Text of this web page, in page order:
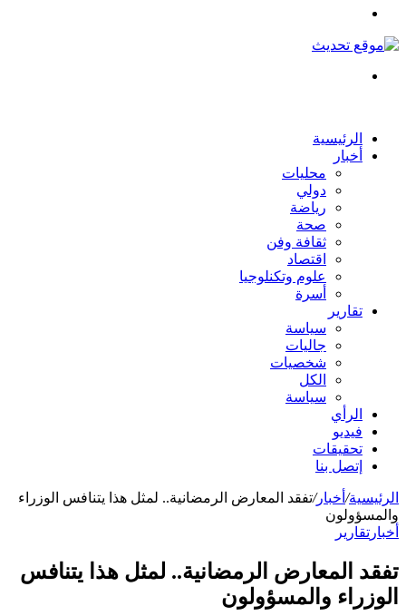
الرئيسية
أخبار
محليات
دولي
رياضة
صحة
ثقافة وفن
اقتصاد
علوم وتكنلوجيا
أسرة
تقارير
سياسة
جاليات
شخصيات
الكل
سياسة
الرأي
فيديو
تحقيقات
إتصل بنا
الرئيسية/ أخبار/تفقد المعارض الرمضانية.. لمثل هذا يتنافس الوزراء
والمسؤولون
أخبار تقارير
تفقد المعارض الرمضانية.. لمثل هذا يتنافس
الوزراء والمسؤولون